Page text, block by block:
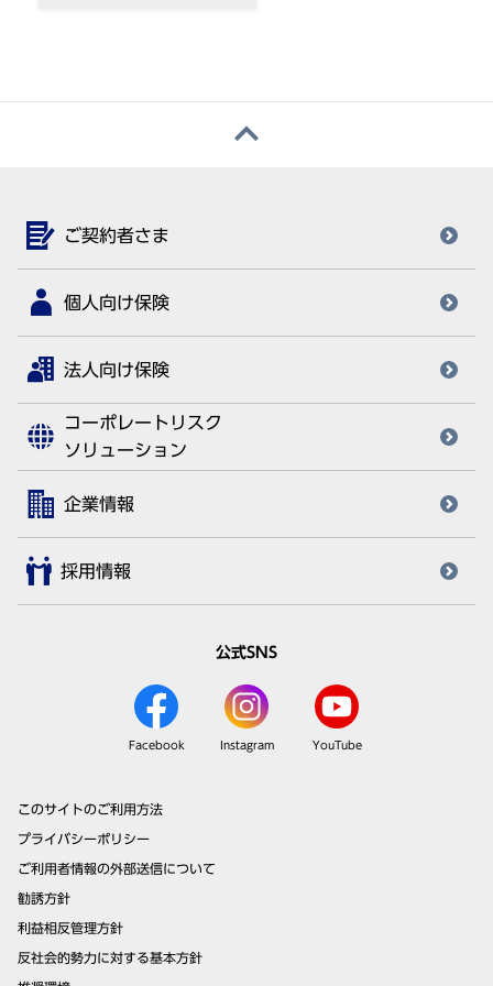
ご契約者さま
個人向け保険
法人向け保険
コーポレートリスク
ソリューション
企業情報
採用情報
公式SNS
Facebook Instagram YouTube
このサイトのご利用方法
プライバシーポリシー
ご利用者情報の外部送信について
勧誘方針
利益相反管理方針
反社会的勢力に対する基本方針